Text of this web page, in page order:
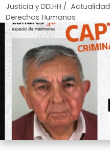
Justicia y DD.HH / Actualidad
Derechos Humanos